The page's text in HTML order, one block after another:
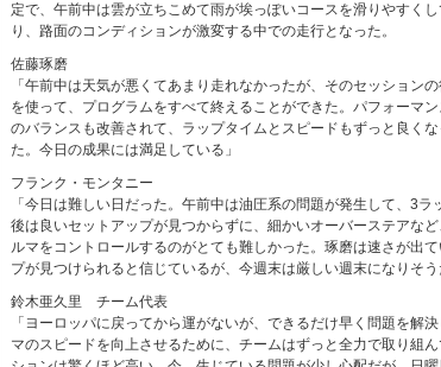
定で、午前中は雲が立ちこめて雨が埃っぽいコースを滑りやすく
り、路面のコンディションが激変する中での走行となった。
佐藤琢磨
「午前中は天気が悪くてあまり走れなかったが、そのセッション
を使って、プログラムをすべて終えることができた。パフォーマ
のバランスも改善されて、ラップタイムとスピードもずっと良く
た。今日の成果には満足している」
フランク・モンタニー
「今日は難しい日だった。午前中は油圧系の問題が発生して、3
後は良いセットアップが見つからずに、細かいオーバーステアな
ルマをコントロールするのがとても難しかった。琢磨は速さが出
プが見つけられると信じているが、今週末は厳しい週末になりそう
鈴木亜久里 チーム代表
「ヨーロッパに戻ってから運がないが、できるだけ早く問題を解
マのスピードを向上させるために、チームはずっと全力で取り組